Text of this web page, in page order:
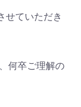
せていただき
何卒ご理解の